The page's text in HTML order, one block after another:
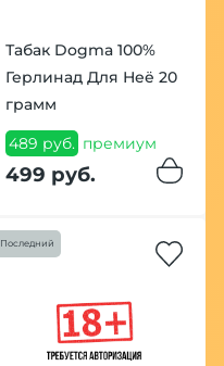
Табак Dogma 100%
Герлинад Для Неё 20
грамм
489 руб. премиум
499 руб.
Последний